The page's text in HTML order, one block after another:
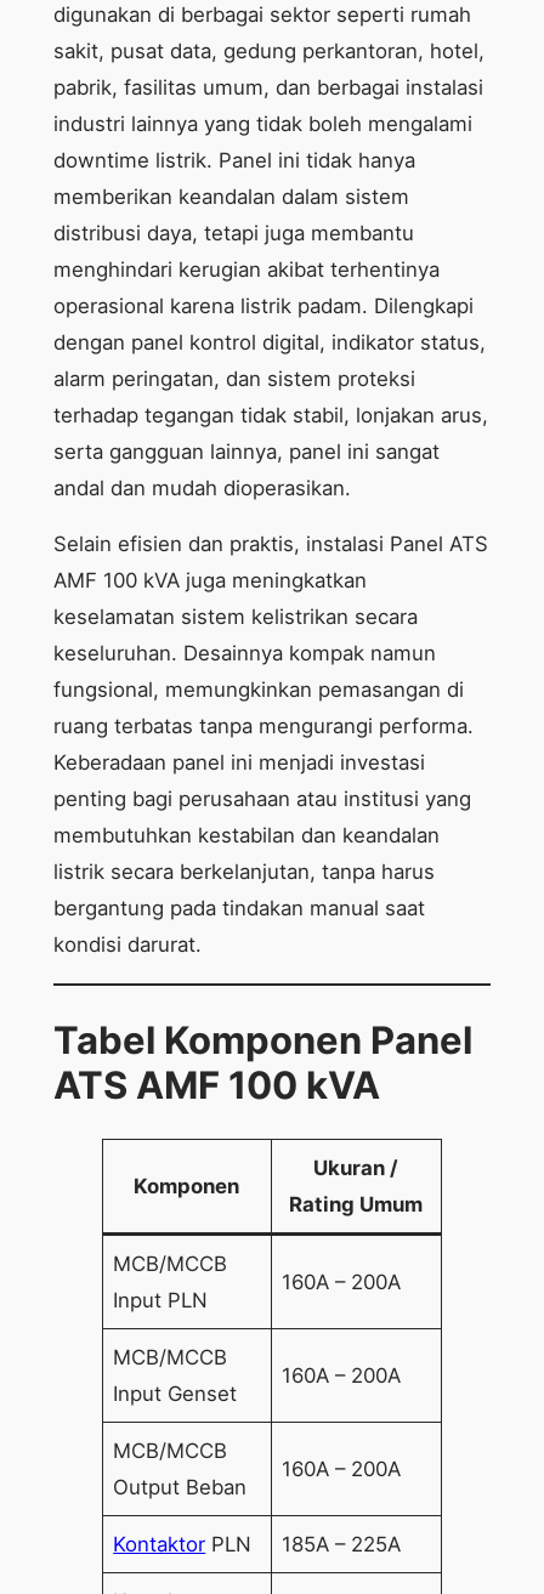
digunakan di berbagai sektor seperti rumah
sakit, pusat data, gedung perkantoran, hotel,
pabrik, fasilitas umum, dan berbagai instalasi
industri lainnya yang tidak boleh mengalami
downtime listrik. Panel ini tidak hanya
memberikan keandalan dalam sistem
distribusi daya, tetapi juga membantu
menghindari kerugian akibat terhentinya
operasional karena listrik padam. Dilengkapi
dengan panel kontrol digital, indikator status,
alarm peringatan, dan sistem proteksi
terhadap tegangan tidak stabil, lonjakan arus,
serta gangguan lainnya, panel ini sangat
andal dan mudah dioperasikan.
Selain efisien dan praktis, instalasi Panel ATS
AMF 100 kVA juga meningkatkan
keselamatan sistem kelistrikan secara
keseluruhan. Desainnya kompak namun
fungsional, memungkinkan pemasangan di
ruang terbatas tanpa mengurangi performa.
Keberadaan panel ini menjadi investasi
penting bagi perusahaan atau institusi yang
membutuhkan kestabilan dan keandalan
listrik secara berkelanjutan, tanpa harus
bergantung pada tindakan manual saat
kondisi darurat.
Tabel Komponen Panel
ATS AMF 100 kVA
Komponen
Ukuran /
Rating Umum
MCB/MCCB
Input PLN
160A – 200A
MCB/MCCB
Input Genset
160A – 200A
MCB/MCCB
Output Beban
160A – 200A
Kontaktor PLN 185A – 225A